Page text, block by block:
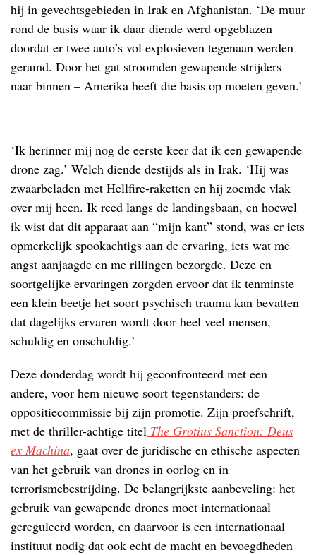
hij in gevechtsgebieden in Irak en Afghanistan. ‘De muur
rond de basis waar ik daar diende werd opgeblazen
doordat er twee auto’s vol explosieven tegenaan werden
geramd. Door het gat stroomden gewapende strijders
naar binnen – Amerika heeft die basis op moeten geven.’
‘Ik herinner mij nog de eerste keer dat ik een gewapende
drone zag.’ Welch diende destijds als in Irak. ‘Hij was
zwaarbeladen met Hellfire-raketten en hij zoemde vlak
over mij heen. Ik reed langs de landingsbaan, en hoewel
ik wist dat dit apparaat aan “mijn kant” stond, was er iets
opmerkelijk spookachtigs aan de ervaring, iets wat me
angst aanjaagde en me rillingen bezorgde. Deze en
soortgelijke ervaringen zorgden ervoor dat ik tenminste
een klein beetje het soort psychisch trauma kan bevatten
dat dagelijks ervaren wordt door heel veel mensen,
schuldig en onschuldig.’
Deze donderdag wordt hij geconfronteerd met een
andere, voor hem nieuwe soort tegenstanders: de
oppositiecommissie bij zijn promotie. Zijn proefschrift,
met de thriller-achtige titel The Grotius Sanction: Deus
ex Machina, gaat over de juridische en ethische aspecten
van het gebruik van drones in oorlog en in
terrorismebestrijding. De belangrijkste aanbeveling: het
gebruik van gewapende drones moet internationaal
gereguleerd worden, en daarvoor is een internationaal
instituut nodig dat ook echt de macht en bevoegdheden